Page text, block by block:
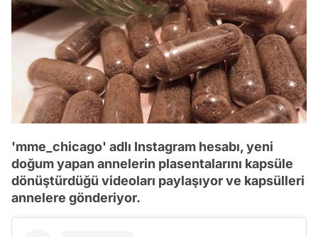
'mme_chicago' adlı Instagram hesabı, yeni
doğum yapan annelerin plasentalarını kapsüle
dönüştürdüğü videoları paylaşıyor ve kapsülleri
annelere gönderiyor.